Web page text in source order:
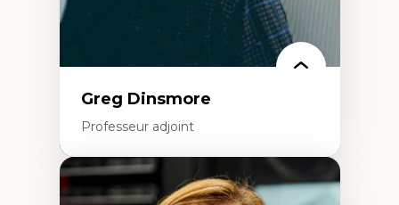
Féminismes et nouvelles technologies
Greg Dinsmore
Professeur adjoint
Expertises